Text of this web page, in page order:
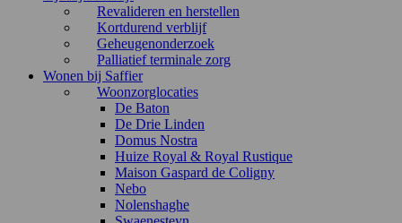
Revalideren en herstellen
Kortdurend verblijf
Geheugenonderzoek
Palliatief terminale zorg
Wonen bij Saffier
Woonzorglocaties
De Baton
De Drie Linden
Domus Nostra
Huize Royal & Royal Rustique
Maison Gaspard de Coligny
Nebo
Nolenshaghe